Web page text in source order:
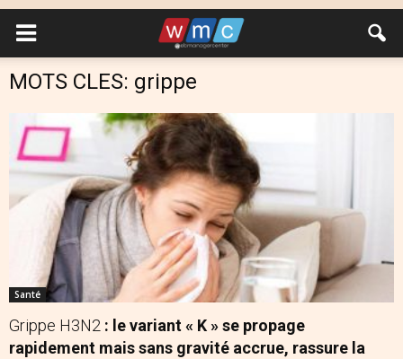
MOTS CLES: grippe
Santé
Grippe H3N2 : le variant « K » se propage
rapidement mais sans gravité accrue, rassure la